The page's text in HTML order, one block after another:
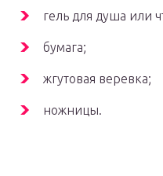
гель для душа или
бумага;
жгутовая веревка;
ножницы.